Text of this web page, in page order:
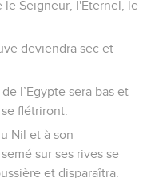
enverra un sauveur,
Egyptiens et les
serviront avec des
des vœux à l'Eternel et
Il les frappera, mais
Il répondra à leurs